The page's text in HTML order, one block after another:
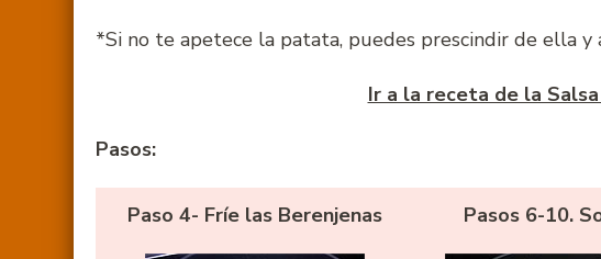
*Si no te apetece la patata, puedes prescindir de ella y
Ir a la receta de la
Pasos:
Paso 4- Fríe las Berenjenas Pasos 6-10.